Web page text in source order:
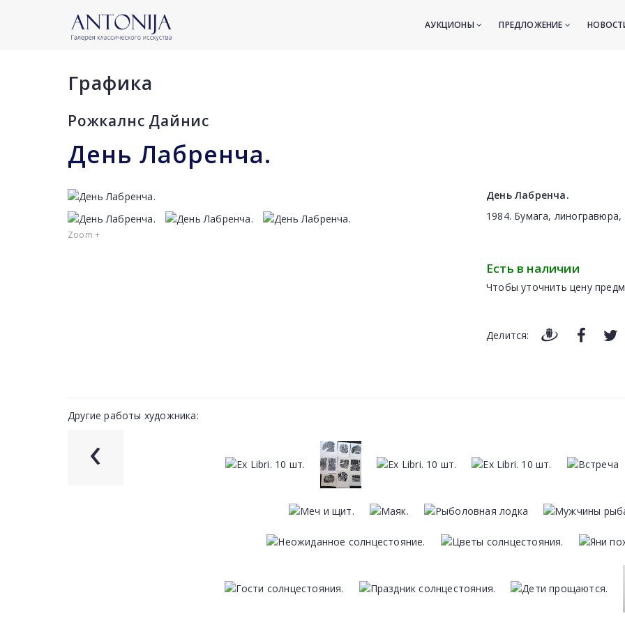
АУКЦИОНЫ ПРЕДЛОЖЕНИЕ
Графика
Рожкалнс Дайниc
День Лабренча.
Zoom +
День Лабренча.
1984. Бумага, линогравюра,
Есть в наличии
Чтобы уточнить цену
Делится:
Другие работы художника:
‹